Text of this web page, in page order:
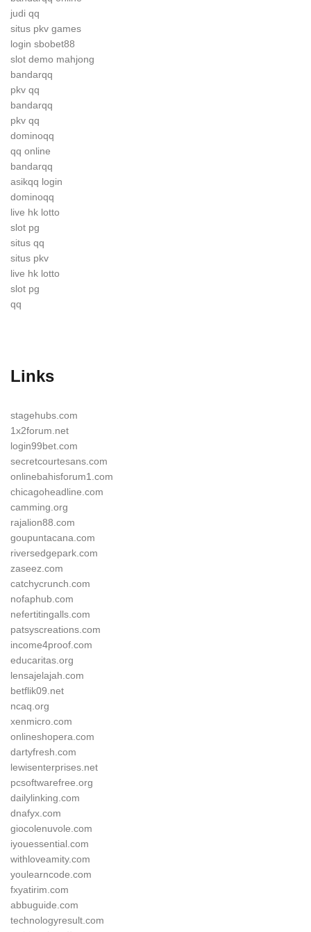
judi qq
situs pkv games
login sbobet88
slot demo mahjong
bandarqq
pkv qq
bandarqq
pkv qq
dominoqq
qq online
bandarqq
asikqq login
dominoqq
live hk lotto
slot pg
situs qq
situs pkv
live hk lotto
slot pg
qq
Links
stagehubs.com
1x2forum.net
login99bet.com
secretcourtesans.com
onlinebahisforum1.com
chicagoheadline.com
camming.org
rajalion88.com
goupuntacana.com
riversedgepark.com
zaseez.com
catchycrunch.com
nofaphub.com
nefertitingalls.com
patsyscreations.com
income4proof.com
educaritas.org
lensajelajah.com
betflik09.net
ncaq.org
xenmicro.com
onlineshopera.com
dartyfresh.com
lewisenterprises.net
pcsoftwarefree.org
dailylinking.com
dnafyx.com
giocolenuvole.com
iyouessential.com
withloveamity.com
youlearncode.com
fxyatirim.com
abbuguide.com
technologyresult.com